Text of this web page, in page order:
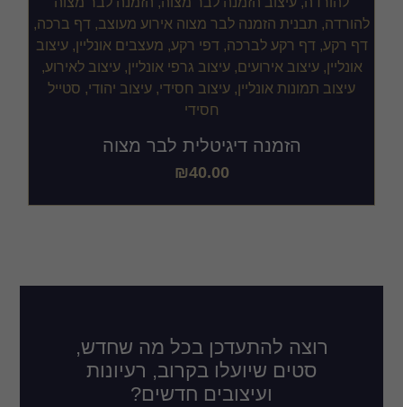
הזמנה דיגיטלית לבר מצוה
₪40.00
רוצה להתעדכן בכל מה שחדש,
סטים שיועלו בקרוב, רעיונות
ועיצובים חדשים?